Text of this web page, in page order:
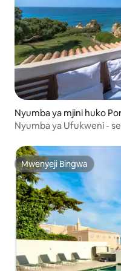
Nyumba ya mjini huko
Nyumba ya Ufukweni -
Mwenyeji Bingwa
Mwenyeji Bingwa